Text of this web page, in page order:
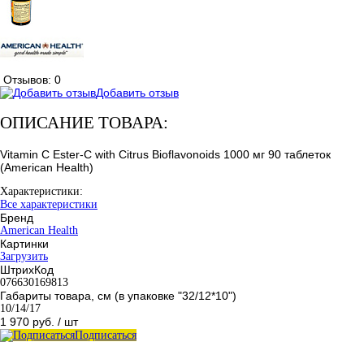
Отзывов: 0
Добавить отзыв
ОПИСАНИЕ ТОВАРА:
Vitamin C Ester-C with Citrus Bioflavonoids 1000 мг 90 таблеток
(American Health)
Характеристики:
Все характеристики
Бренд
American Health
Картинки
Загрузить
ШтрихКод
076630169813
Габариты товара, см (в упаковке "32/12*10")
10/14/17
1 970 руб. / шт
Подписаться